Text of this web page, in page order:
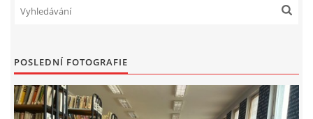
GRANTY A DOTACE
POSLEDNÍ FOTOGRAFIE